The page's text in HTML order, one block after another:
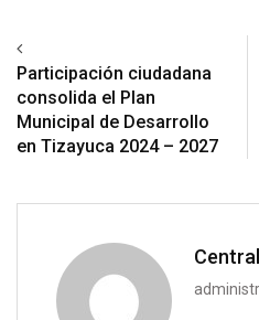
Participación ciudadana
consolida el Plan
Municipal de Desarrollo
en Tizayuca 2024 – 2027